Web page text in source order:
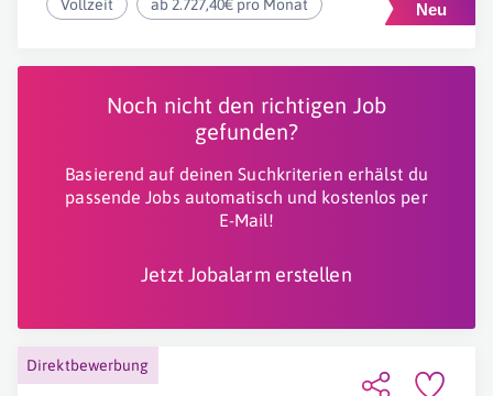
Vollzeit ab 2.727,40€ pro Monat
Noch nicht den richtigen Job
gefunden?
Basierend auf deinen Suchkriterien erhälst du
passende Jobs automatisch und kostenlos per
E-Mail!
Jetzt Jobalarm erstellen
Direktbewerbung